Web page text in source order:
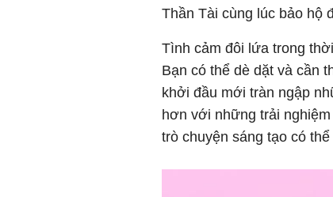
Thần Tài cùng lúc bảo hộ
Tình cảm đôi lứa trong
Bạn có thể dè dặt và cần
khởi đầu mới tràn ngập
hơn với những trải
trò chuyện sáng tạo có